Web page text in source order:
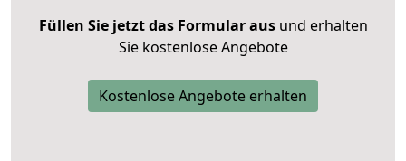
Füllen Sie jetzt das Formular ausund erhalten
Sie kostenlose Angebote
Kostenlose Angebote erhalten